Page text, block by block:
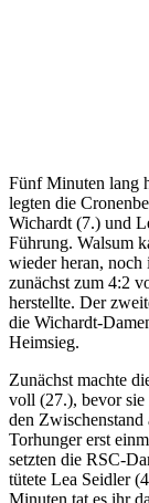
Fünf Minuten lang
legten die
Wichardt (7.) und
Führung. Walsum
wieder heran, noch
zunächst zum 4:2
herstellte. Der
die Wichardt-
Heimsieg.
Zunächst machte
voll (27.), bevor
den
Torhunger erst
setzten die RSC-
tütete Lea Seidler
Minuten tat es ihr